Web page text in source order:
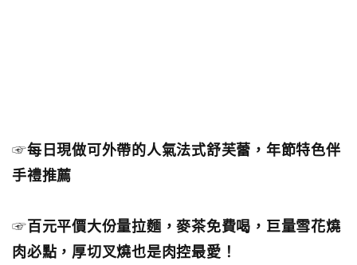
☞每日現做可外帶的人氣法式舒芙蕾，年節特色伴
手禮推薦
☞ 百元平價大份量拉麵，麥茶免費喝，巨量雪花燒
肉必點，厚切叉燒也是肉控最愛！